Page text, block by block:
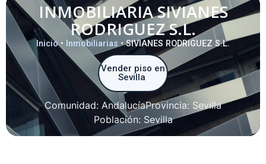
INMOBILIARIA SIVIANES
RODRIGUEZ S.L.
Inicio• Inmobiliarias •SIVIANES RODRIGUEZ S.L.
Vender piso en
Sevilla
Comunidad: AndalucíaProvincia: Sevilla
Población: Sevilla